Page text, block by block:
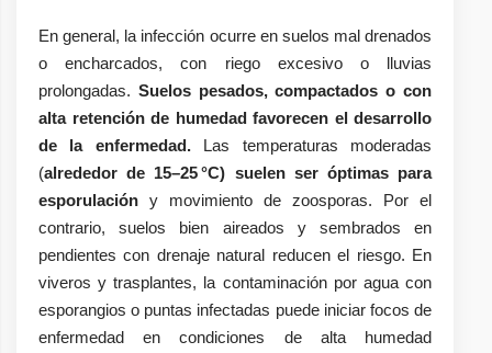
En general, la infección ocurre en suelos mal drenados
o encharcados, con riego excesivo o lluvias
prolongadas. Suelos pesados, compactados o con
alta retención de humedad favorecen el desarrollo
de la enfermedad. Las temperaturas moderadas
(alrededor de 15–25 °C) suelen ser óptimas para
esporulación y movimiento de zoosporas. Por el
contrario, suelos bien aireados y sembrados en
pendientes con drenaje natural reducen el riesgo. En
viveros y trasplantes, la contaminación por agua con
esporangios o puntas infectadas puede iniciar focos de
enfermedad en condiciones de alta humedad